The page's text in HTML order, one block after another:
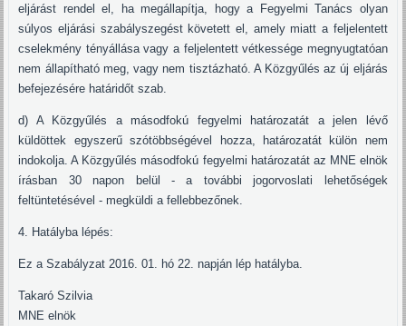
eljárást rendel el, ha megállapítja, hogy a Fegyelmi Tanács olyan
súlyos eljárási szabályszegést követett el, amely miatt a feljelentett
cselekmény tényállása vagy a feljelentett vétkessége megnyugtatóan
nem állapítható meg, vagy nem tisztázható. A Közgyűlés az új eljárás
befejezésére határidőt szab.
d) A Közgyűlés a másodfokú fegyelmi határozatát a jelen lévő
küldöttek egyszerű szótöbbségével hozza, határozatát külön nem
indokolja. A Közgyűlés másodfokú fegyelmi határozatát az MNE elnök
írásban 30 napon belül - a további jogorvoslati lehetőségek
feltüntetésével - megküldi a fellebbezőnek.
4. Hatályba lépés:
Ez a Szabályzat 2016. 01. hó 22. napján lép hatályba.
Takaró Szilvia
MNE elnök